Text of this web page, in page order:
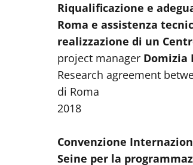
Riqualificazione e
Roma e assistenza
realizzazione di un
project manager Domizia
Research agreement
di Roma
2018
Convenzione
Seine per la